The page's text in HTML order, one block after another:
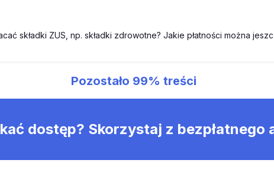
składki ZUS, np. składki zdrowotne? Jakie płatności można
Pozostało 99% treści
dostęp? Skorzystaj z bezpłatnego